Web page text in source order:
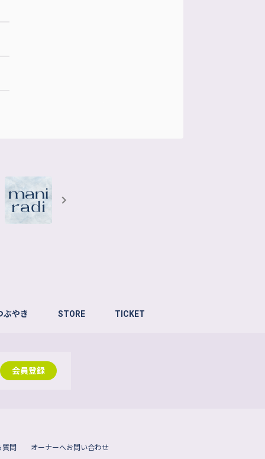
ぶやき STORE TICKET
会員登録
質問 オーナーへお問い合わせ